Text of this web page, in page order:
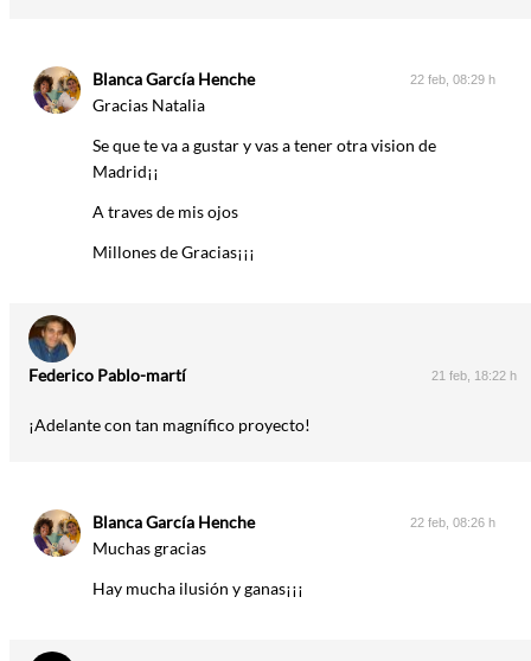
Blanca García Henche 22 feb, 08:29 h
Gracias Natalia
Se que te va a gustar y vas a tener otra vision de
Madrid¡¡
A traves de mis ojos
Millones de Gracias¡¡¡
Federico Pablo-martí 21 feb, 18:22 h
¡Adelante con tan magnífico proyecto!
Blanca García Henche 22 feb, 08:26 h
Muchas gracias
Hay mucha ilusión y ganas¡¡¡